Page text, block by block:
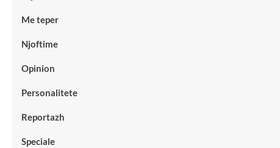
Me teper
Njoftime
Opinion
Personalitete
Reportazh
Speciale